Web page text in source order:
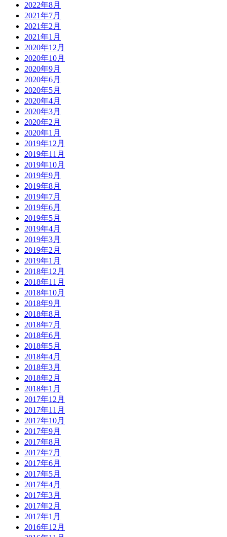
2022年8月
2021年7月
2021年2月
2021年1月
2020年12月
2020年10月
2020年9月
2020年6月
2020年5月
2020年4月
2020年3月
2020年2月
2020年1月
2019年12月
2019年11月
2019年10月
2019年9月
2019年8月
2019年7月
2019年6月
2019年5月
2019年4月
2019年3月
2019年2月
2019年1月
2018年12月
2018年11月
2018年10月
2018年9月
2018年8月
2018年7月
2018年6月
2018年5月
2018年4月
2018年3月
2018年2月
2018年1月
2017年12月
2017年11月
2017年10月
2017年9月
2017年8月
2017年7月
2017年6月
2017年5月
2017年4月
2017年3月
2017年2月
2017年1月
2016年12月